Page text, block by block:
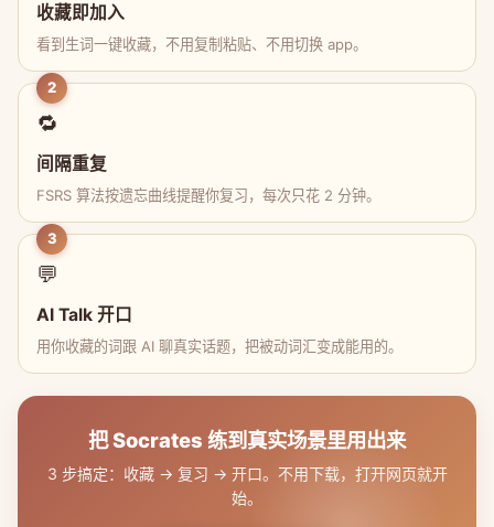
收藏即加入
看到生词一键收藏，不用复制粘贴、不用切换 app。
2
🔁
间隔重复
FSRS 算法按遗忘曲线提醒你复习，每次只花 2 分钟。
3
💬
AI Talk 开口
用你收藏的词跟 AI 聊真实话题，把被动词汇变成能用的。
把 Socrates 练到真实场景里用出来
3 步搞定：收藏 → 复习 → 开口。不用下载，打开网页就开
始。